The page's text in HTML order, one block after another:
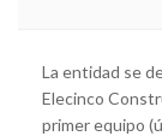
La entidad se
Elecinco
primer equipo